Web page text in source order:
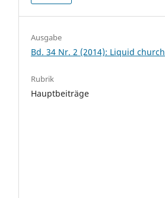
Ausgabe
Bd. 34 Nr. 2 (2014): Liquid church
Rubrik
Hauptbeiträge